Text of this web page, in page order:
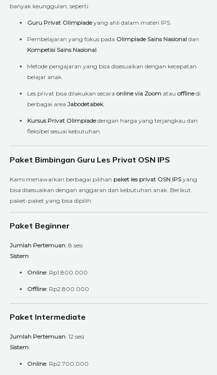
banyak keunggulan, seperti:
Guru Privat Olimpiadeyang ahli dalam materi IPS.
Pembelajaran yang fokus pada Olimpiade Sains Nasional dan
Kompetisi Sains Nasional
Metode pengajaran yang bisa disesuaikan dengan kecepatan
belajar anak.
Les privat bisa dilakukan secara online via Zoom atau offlinedi
berbagai area Jabodetabek.
Kursus Privat Olimpiadedengan harga yang terjangkau dan
fleksibel sesuai kebutuhan.
Paket Bimbingan Guru Les Privat OSN IPS
Kami menawarkan berbagai pilihan paket les privat OSN IPSyang
bisa disesuaikan dengan anggaran dan kebutuhan anak. Berikut
paket-paket yang bisa dipilih:
Paket Beginner
Jumlah Pertemuan: 8 sesi
Sistem:
Online: Rp1.800.000
Offline: Rp2.800.000
Paket Intermediate
Jumlah Pertemuan: 12 sesi
Sistem:
Online: Rp2.700.000